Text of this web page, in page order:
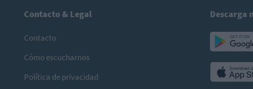
Contacto & Legal
Contacto
Cómo escucharnos
Política de privacidad
Descarga